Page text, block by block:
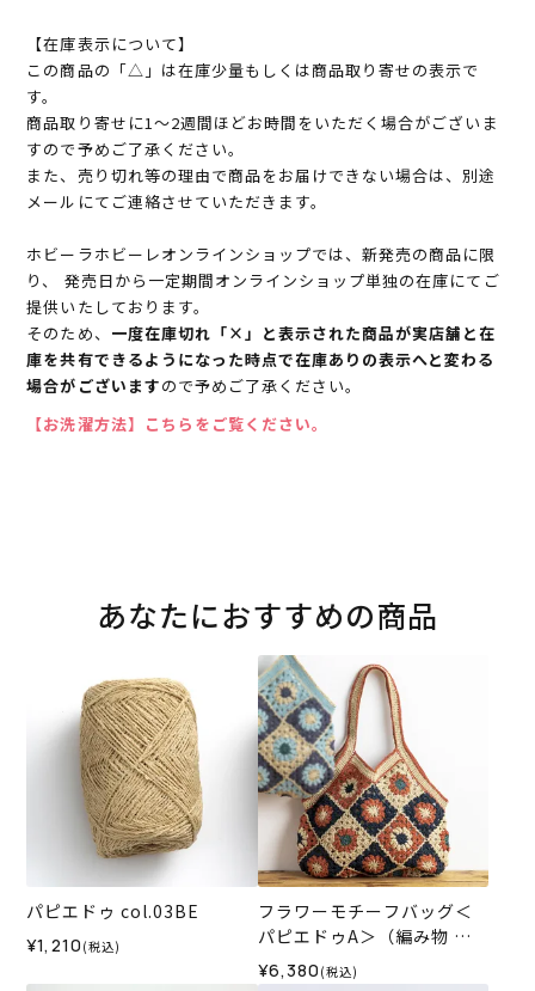
【在庫表示について】
この商品の「△」は在庫少量もしくは商品取り寄せの表示で
す。
商品取り寄せに1～2週間ほどお時間をいただく場合がございま
すので予めご了承ください。
また、売り切れ等の理由で商品をお届けできない場合は、別途
メールにてご連絡させていただきます。
ホビーラホビーレオンラインショップでは、新発売の商品に限
り、 発売日から一定期間オンラインショップ単独の在庫にてご
提供いたしております。
そのため、 一度在庫切れ「×」と表示された商品が実店舗と在
庫を共有できるようになった時点で在庫ありの表示へと変わる
場合がございますので予めご了承ください。
【お洗濯方法】こちらをご覧ください。
あなたにおすすめの商品
パピエドゥ col.03BE
¥1,210 (税込)
フラワーモチーフバッグ＜
パピエドゥA＞（編み物 材
料セット）
¥6,380 (税込)